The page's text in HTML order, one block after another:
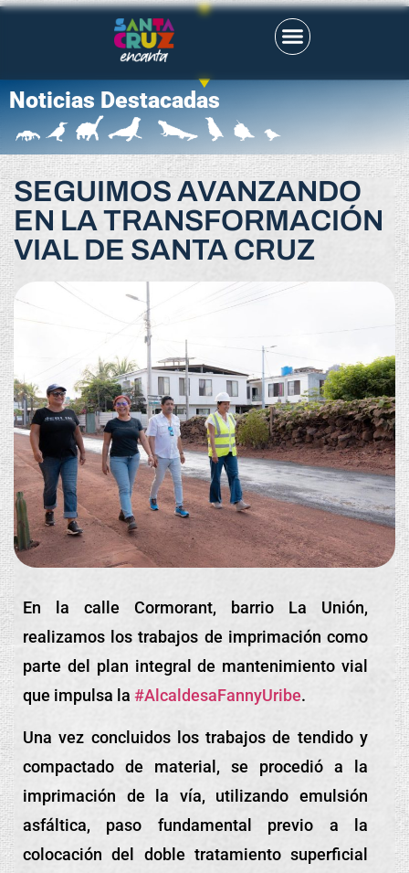
Noticias Destacadas
SEGUIMOS AVANZANDO
EN LA TRANSFORMACIÓN
VIAL DE SANTA CRUZ
En
la calle Cormorant, barrio La Unión,
realizamos los trabajos de imprimación como
parte del plan integral de mantenimiento vial
que impulsa la #AlcaldesaFannyUribe.
Una vez concluidos los trabajos de tendido y
compactado de material, se procedió a la
imprimación de la vía, utilizando emulsión
asfáltica, paso fundamental previo a la
colocación del doble tratamiento superficial